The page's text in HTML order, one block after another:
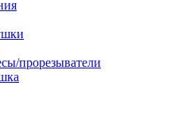
прорезыватели